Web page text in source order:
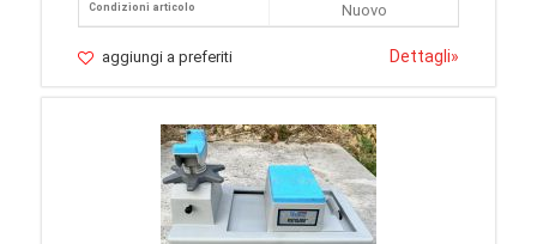
Condizioni articolo
Nuovo
aggiungi a preferiti Dettagli»